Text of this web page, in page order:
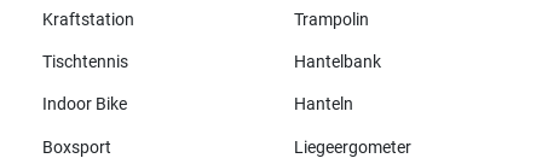
Kraftstation Trampolin
Tischtennis Hantelbank
Indoor Bike Hanteln
Boxsport Liegeergometer